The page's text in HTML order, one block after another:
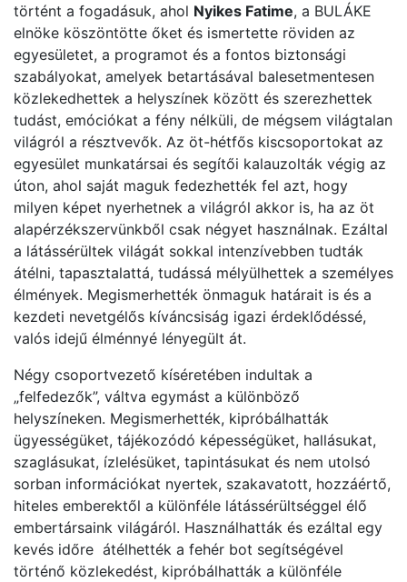
történt a fogadásuk, ahol Nyikes Fatime, a BULÁKE
elnöke köszöntötte őket és ismertette röviden az
egyesületet, a programot és a fontos biztonsági
szabályokat, amelyek betartásával balesetmentesen
közlekedhettek a helyszínek között és szerezhettek
tudást, emóciókat a fény nélküli, de mégsem világtalan
világról a résztvevők. Az öt-hétfős kiscsoportokat az
egyesület munkatársai és segítői kalauzolták végig az
úton, ahol saját maguk fedezhették fel azt, hogy
milyen képet nyerhetnek a világról akkor is, ha az öt
alapérzékszervünkből csak négyet használnak. Ezáltal
a látássérültek világát sokkal intenzívebben tudták
átélni, tapasztalattá, tudássá mélyülhettek a személyes
élmények. Megismerhették önmaguk határait is és a
kezdeti nevetgélős kíváncsiság igazi érdeklődéssé,
valós idejű élménnyé lényegült át.
Négy csoportvezető kíséretében indultak a
„felfedezők”, váltva egymást a különböző
helyszíneken. Megismerhették, kipróbálhatták
ügyességüket, tájékozódó képességüket, hallásukat,
szaglásukat, ízlelésüket, tapintásukat és nem utolsó
sorban információkat nyertek, szakavatott, hozzáértő,
hiteles emberektől a különféle látássérültséggel élő
embertársaink világáról. Használhatták és ezáltal egy
kevés időre átélhették a fehér bot segítségével
történő közlekedést, kipróbálhatták a különféle